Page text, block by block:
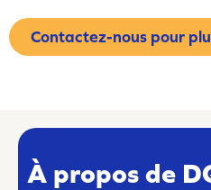
Contactez-nous pour
À propos de